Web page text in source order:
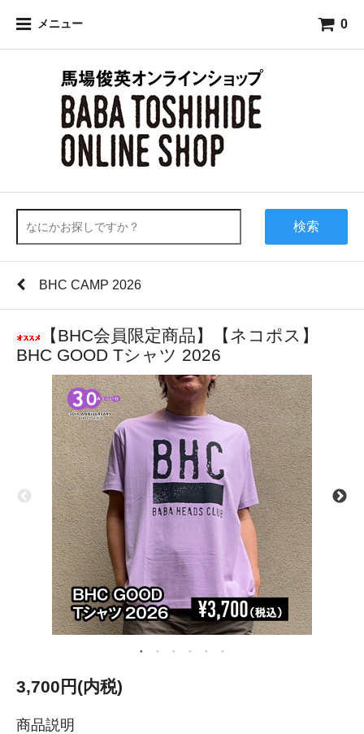
メニュー 0
検索
BHC CAMP 2026
【BHC会員限定商品】【ネコポス】
BHC GOOD Tシャツ 2026
3,700円(内税)
商品説明